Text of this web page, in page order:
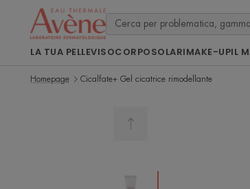
LA TUA PELLEVISOCORPOSOLARIMAKE-UPIL
Homepage Cicalfate+ Gel cicatrice rimodellante